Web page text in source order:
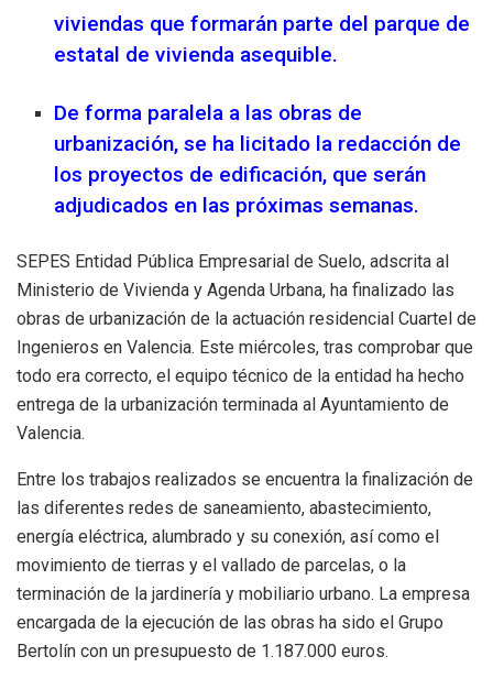
viviendas que formarán parte del parque de
estatal de vivienda asequible.
De forma paralela a las obras de
urbanización, se ha licitado la redacción de
los proyectos de edificación, que serán
adjudicados en las próximas semanas.
SEPES Entidad Pública Empresarial de Suelo, adscrita al
Ministerio de Vivienda y Agenda Urbana, ha finalizado las
obras de urbanización de la actuación residencial Cuartel de
Ingenieros en Valencia. Este miércoles, tras comprobar que
todo era correcto, el equipo técnico de la entidad ha hecho
entrega de la urbanización terminada al Ayuntamiento de
Valencia.
Entre los trabajos realizados se encuentra la finalización de
las diferentes redes de saneamiento, abastecimiento,
energía eléctrica, alumbrado y su conexión, así como el
movimiento de tierras y el vallado de parcelas, o la
terminación de la jardinería y mobiliario urbano. La empresa
encargada de la ejecución de las obras ha sido el Grupo
Bertolín con un presupuesto de 1.187.000 euros.